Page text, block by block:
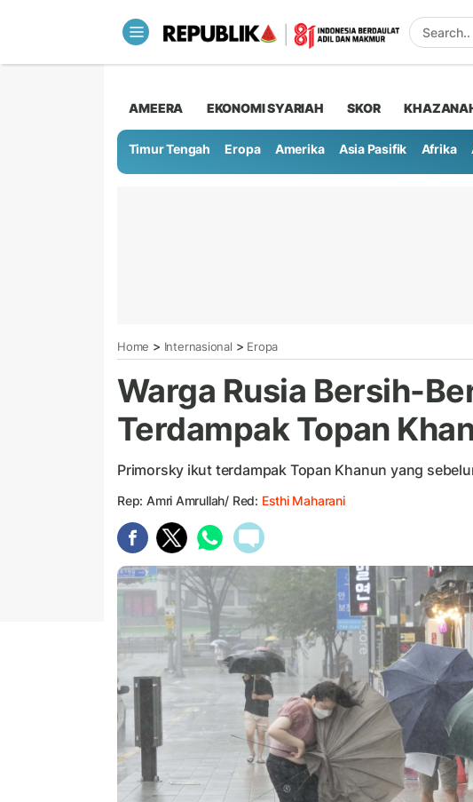
AMEERA EKONOMI SYARIAH SKOR
Timur Tengah Eropa Amerika Asia Pasifik Afrika
Home > Internasional > Eropa
Warga Rusia Bersih-
Terdampak Topan
Primorsky ikut terdampak Topan Khanun yang
Rep: Amri Amrullah/ Red: Esthi Maharani